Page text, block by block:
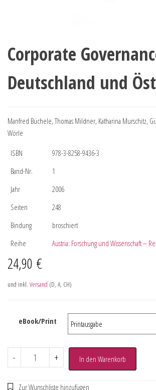
Corporate
Deutschland und
Manfred Büchele, Thomas Mildner, Katharina Murschitz,
Wörle
ISBN
978-3-8258-9436-3
Band-Nr.
1
Jahr
2006
Seiten
248
Bindung
broschiert
Reihe
Austria: Forschung und Wissenschaft –
24,90 €
und inkl. Versand (D, A, CH)
eBook/Print
- + In den Warenkorb